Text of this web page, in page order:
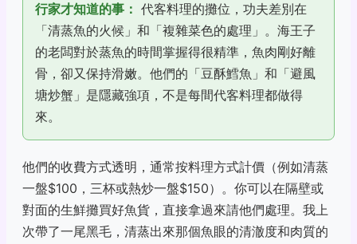
行家才知道的事： 代客料理的攤位，功夫差別在
「清蒸魚的火候」和「複雜菜色的處理」。海王子
的老闆對於蒸魚的時間掌握得很精準，魚肉剛好離
骨，卻又保持滑嫩。他們的「豆酥鱈魚」和「避風
塘炒蟹」是隱藏強項，不是每間代客料理都做得
來。
他們的收費方式透明，通常按料理方式計價（例如清蒸
一盤$100，三杯或熱炒一盤$150）。你可以在隔壁或
對面的生鮮攤買好魚貨，直接拿過來請他們處理。我上
次帶了一尾黑毛，清蒸出來那個魚眼的清澈度和肉質的